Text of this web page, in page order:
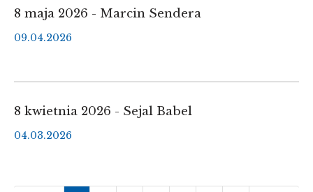
8 maja 2026 - Marcin Sendera
09.04.2026
8 kwietnia 2026 - Sejal Babel
04.03.2026